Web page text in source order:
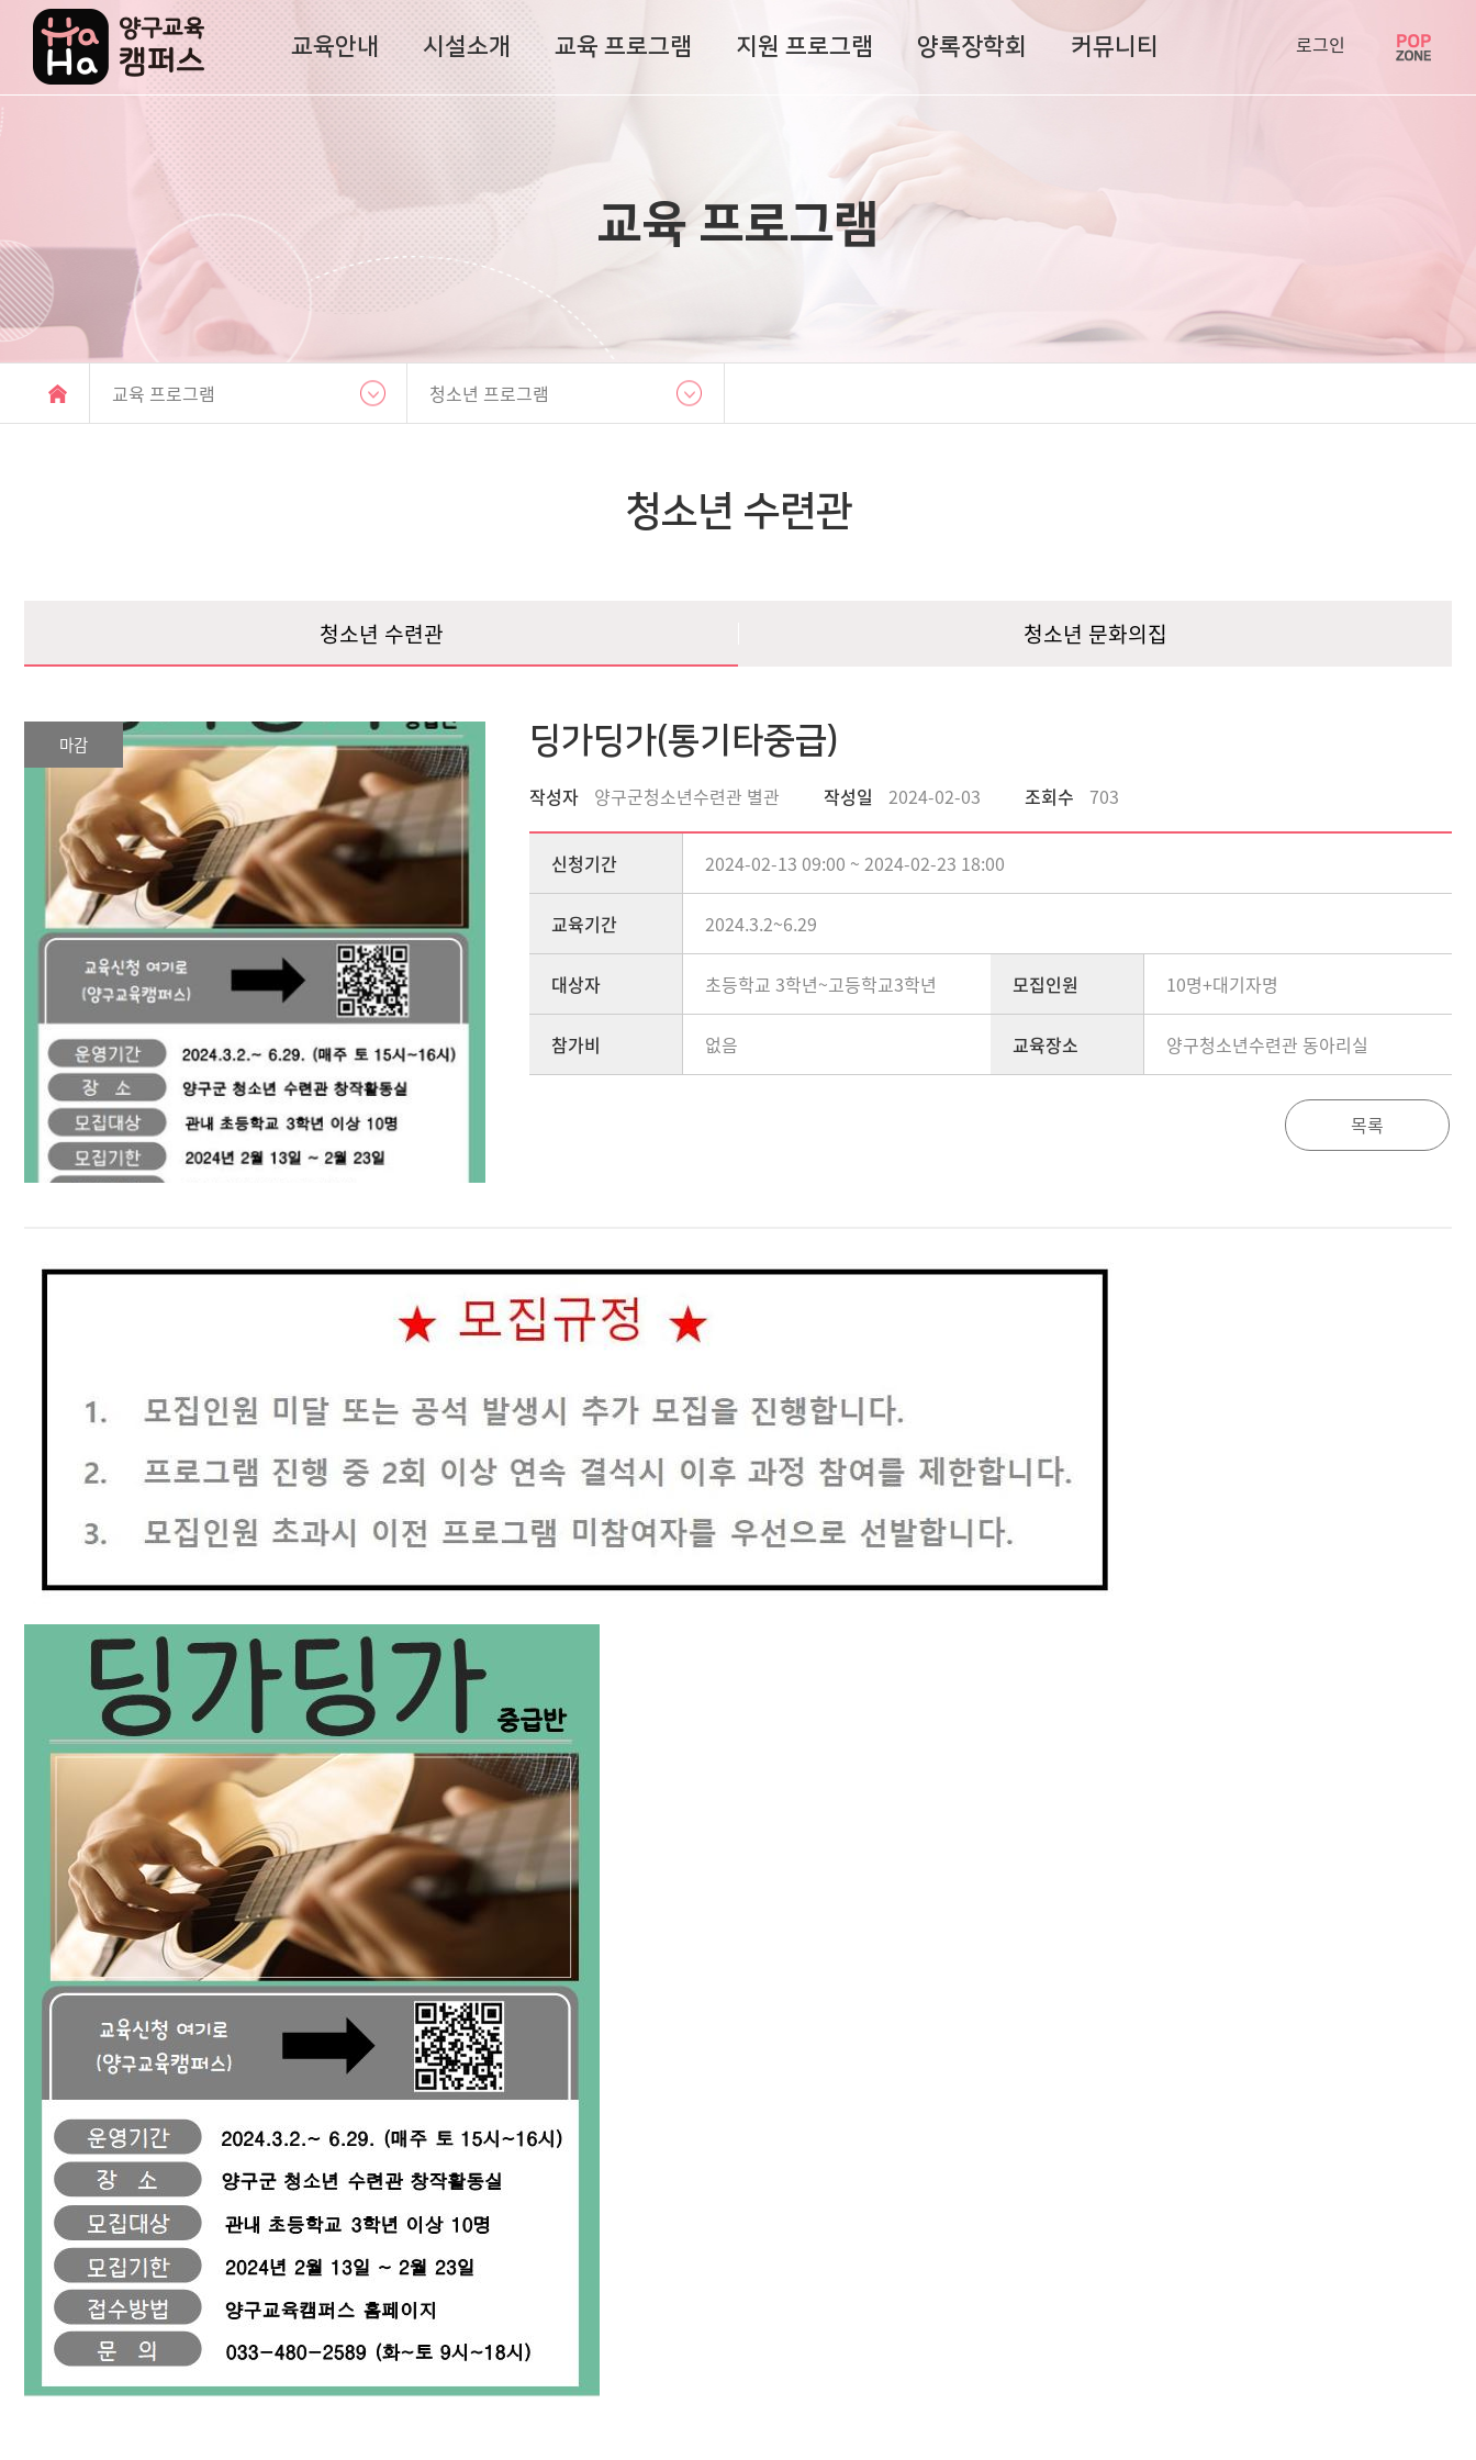
양
y
E
d
u
교육안내 시설소개 교육 프로그램 지원 프로그램 양록장학회 커뮤니티
로그인
교육 프로그램
교육 프로그램 청소년 프로그램
청소년 수련관
청소년 수련관 청소년 문화의집
마감 딩가딩가(통기타중급)
작성자 양구군청소년수련관 별관 작성일 2024-02-03 조회수 703
신청기간 2024-02-13 09:00 ~ 2024-02-23 18:00
교육기간 2024.3.2~6.29
대상자 초등학교 3학년~고등학교3학년 모집인원 10명+대기자명
참가비 없음 교육장소 양구청소년수련관 동아리실
목록